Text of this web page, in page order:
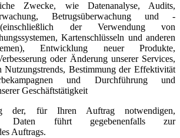
Zwecke, wie Datenanalyse, Audits,
Betrugsüberwachung und -
der Verwendung von
Kartenschlüsseln und anderen
Entwicklung neuer Produkte,
oder Änderung unserer Services,
Nutzungstrends, Bestimmung der Effektivität
und Durchführung und
Geschäftstätigkeit
der, für Ihren Auftrag notwendigen,
Daten führt gegebenenfalls zur
Auftrags.